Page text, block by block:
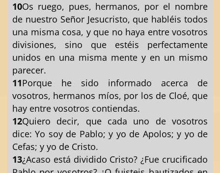
10Os ruego, pues, hermanos, por el nombre
de nuestro Señor Jesucristo, que habléis todos
una misma cosa, y que no haya entre vosotros
divisiones, sino que estéis perfectamente
unidos en una misma mente y en un mismo
parecer.
11Porque he sido informado acerca de
vosotros, hermanos míos, por los de Cloé, que
hay entre vosotros contiendas.
12Quiero decir, que cada uno de vosotros
dice: Yo soy de Pablo; y yo de Apolos; y yo de
Cefas; y yo de Cristo.
13¿Acaso está dividido Cristo? ¿Fue crucificado